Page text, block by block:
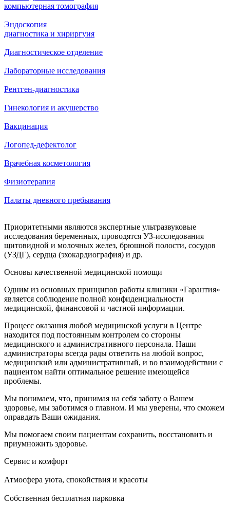
компьютерная томография
Эндоскопия
диагностика и хириргуия
Диагностическое отделение
Лабораторные исследования
Рентген-диагностика
Гинекология и акушерство
Вакцинация
Логопед-дефектолог
Врачебная косметология
Физиотерапия
Палаты дневного пребывания
Приоритетными являются экспертные ультразвуковые
исследования беременных, проводятся УЗ-исследования
щитовидной и молочных желез, брюшной полости, сосудов
(УЗДГ), сердца (эхокардиография) и др.
Основы качественной медицинской помощи
Одним из основных принципов работы клиники «Гарантия»
является соблюдение полной конфиденциальности
медицинской, финансовой и частной информации.
Процесс оказания любой медицинской услуги в Центре
находится под постоянным контролем со стороны
медицинского и административного персонала. Наши
администраторы всегда рады ответить на любой вопрос,
медицинский или административный, и во взаимодействии с
пациентом найти оптимальное решение имеющейся
проблемы.
Мы понимаем, что, принимая на себя заботу о Вашем
здоровье, мы заботимся о главном. И мы уверены, что сможем
оправдать Ваши ожидания.
Мы помогаем своим пациентам сохранить, восстановить и
приумножить здоровье.
Сервис и комфорт
Атмосфера уюта, спокойствия и красоты
Собственная бесплатная парковка